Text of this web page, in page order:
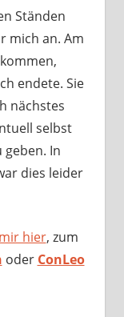
Ständen
mich an. Am
endete. Sie
nächstes
selbst
geben. In
dies leider
hier, zum
oder ConLeo